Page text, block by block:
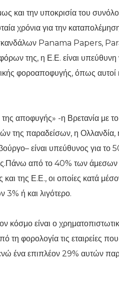
την υποκρισία του
χρόνια για την
σκανδάλων Panama Papers,
της, η Ε.Ε. είναι υπεύθυνη
φοροαποφυγής, όπως αυτοί
αποφυγής» -η Βρετανία με
της παραδείσων, η Ολλανδία,
είναι υπεύθυνος για το
από το 40% των
της Ε.Ε., οι οποίες κατά
ή και λιγότερο.
κόσμο είναι ο
φορολογία τις εταιρείες που
ένα επιπλέον 29% αυτών